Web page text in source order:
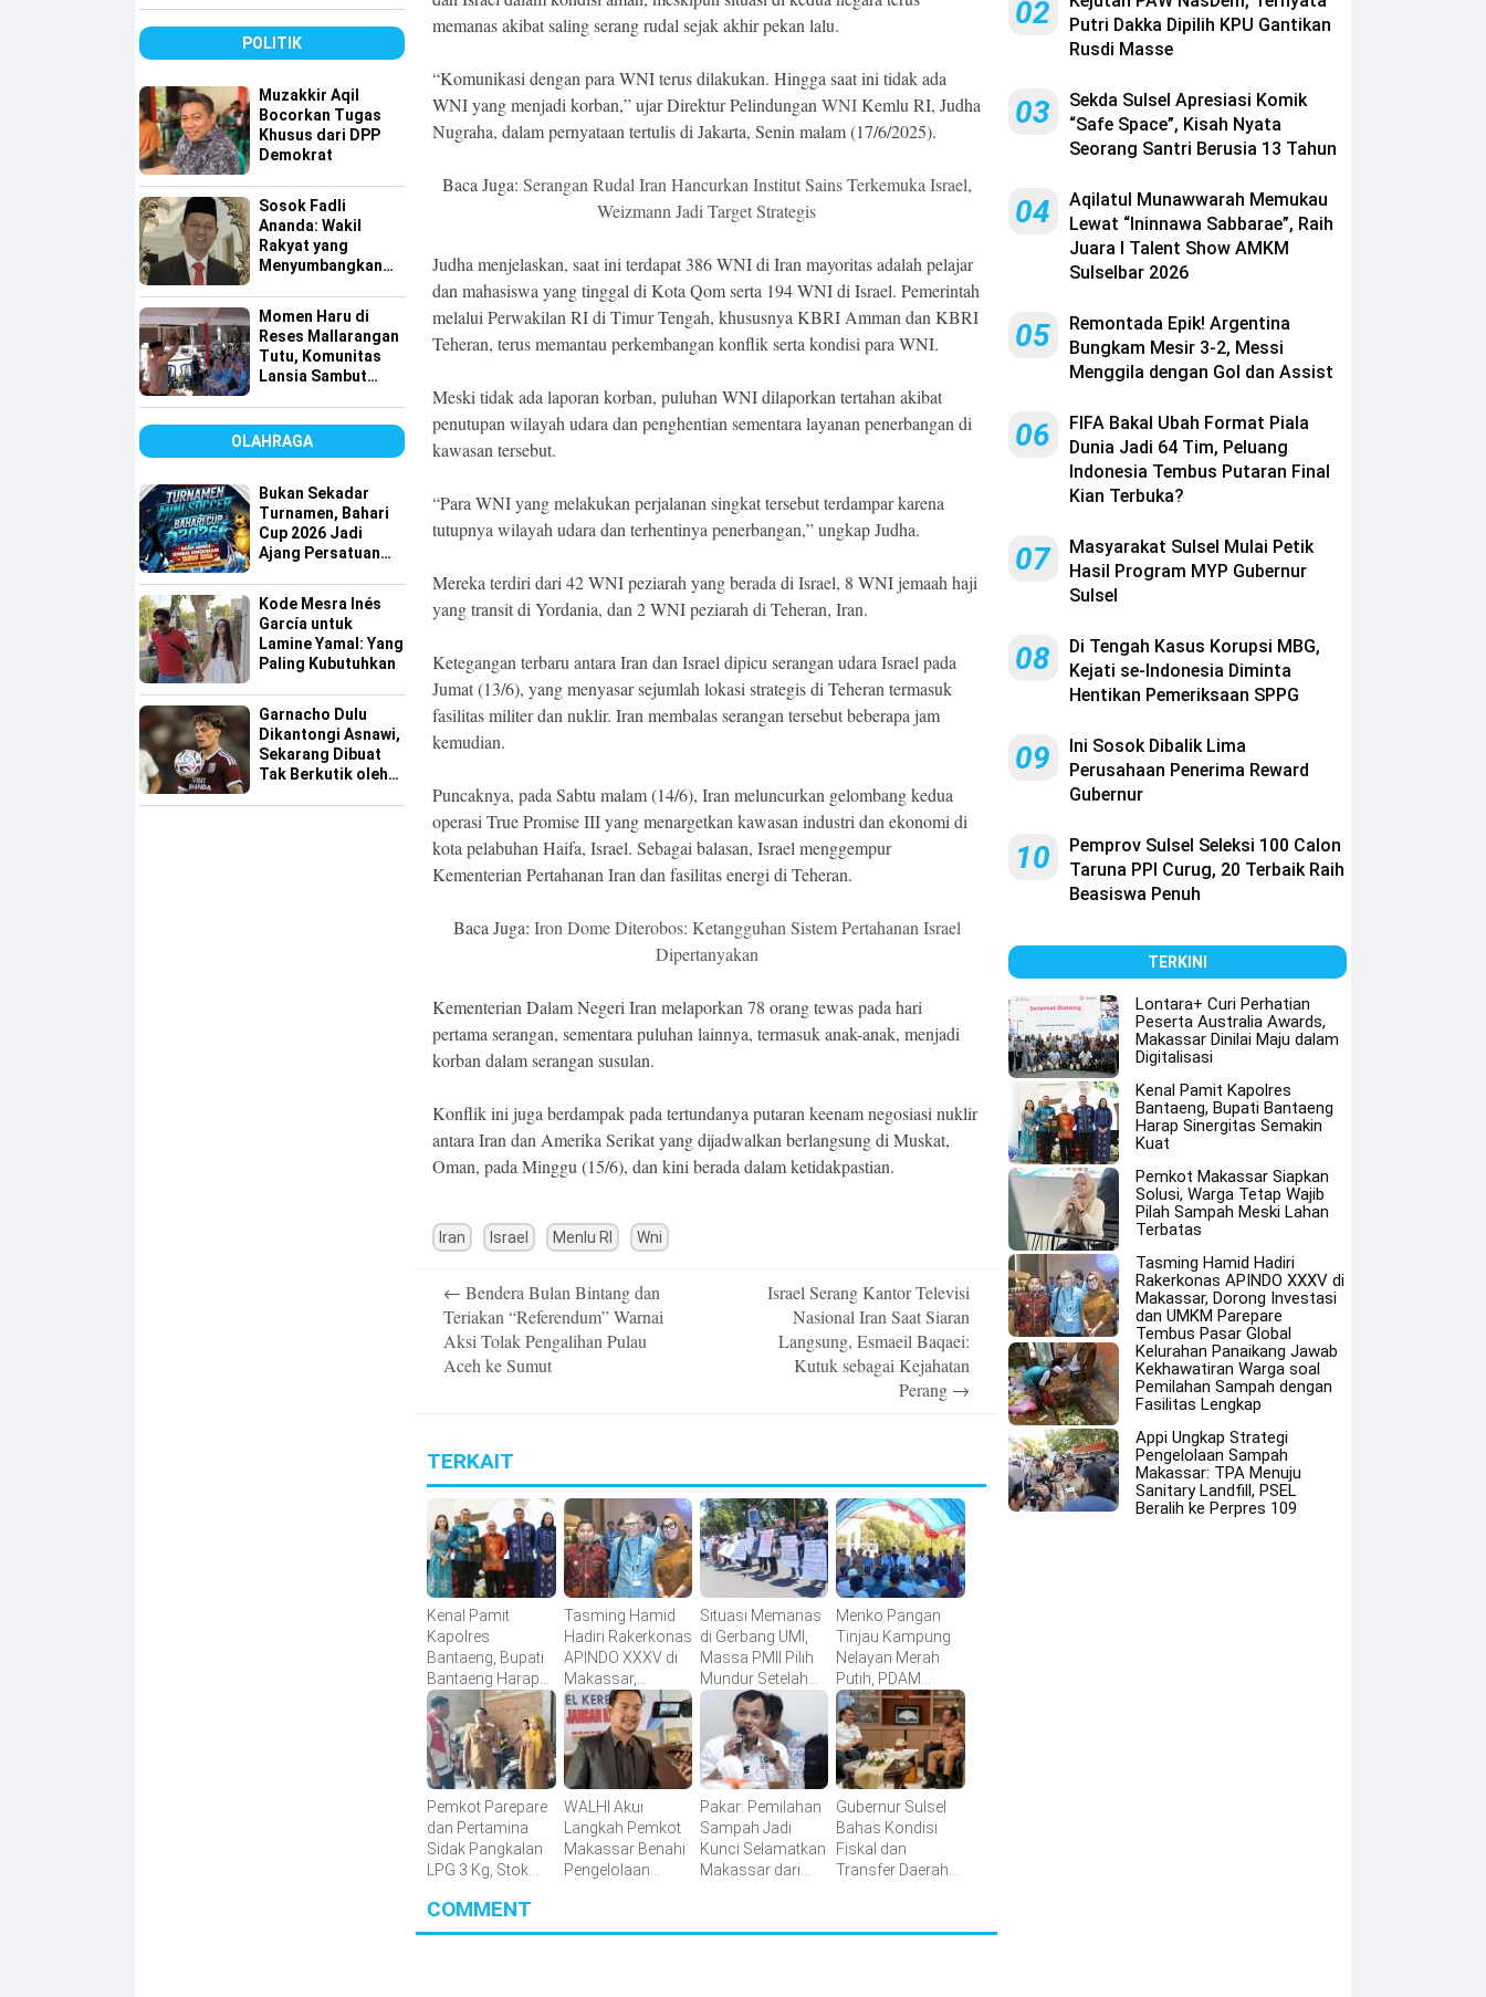
POLITIK
Muzakkir Aqil
Bocorkan Tugas
Khusus dari DPP
Demokrat
Sosok Fadli
Ananda: Wakil
Rakyat yang
Menyumbangkan
Kurang Mampu
Momen Haru di
Reses Mallarangan
Tutu, Komunitas
Lansia Sambut
OLAHRAGA
Bukan Sekadar
Turnamen, Bahari
Cup 2026 Jadi
Ajang Persatuan
Sinjai
Kode Mesra Inés
García untuk
Lamine Yamal: Yang
Paling Kubutuhkan
Garnacho Dulu
Dikantongi Asnawi,
Sekarang Dibuat
Tak Berkutik oleh
memanas akibat saling serang rudal sejak akhir pekan lalu.
“Komunikasi dengan para WNI terus dilakukan. Hingga saat ini tidak ada
WNI yang menjadi korban,” ujar Direktur PelindunganWNIKemlu RI, Judha
Nugraha, dalam pernyataan tertulis di Jakarta, Senin malam (17/6/2025).
Baca Juga: Serangan Rudal Iran Hancurkan Institut Sains Terkemuka Israel,
Weizmann Jadi Target Strategis
Judha menjelaskan, saat ini terdapat 386 WNI di Iran mayoritas adalah pelajar
dan mahasiswa yang tinggal di Kota Qom serta 194 WNI di Israel. Pemerintah
melalui Perwakilan RI di Timur Tengah, khususnya KBRI Amman dan KBRI
Teheran, terus memantau perkembangan konflik serta kondisi para WNI.
Meski tidak ada laporan korban, puluhan WNI dilaporkan tertahan akibat
penutupan wilayah udara dan penghentian sementara layanan penerbangan di
kawasan tersebut.
“Para WNI yang melakukan perjalanan singkat tersebut terdampar karena
tutupnya wilayah udara dan terhentinya penerbangan,” ungkap Judha.
Mereka terdiri dari 42 WNI peziarah yang berada di Israel, 8 WNI jemaah haji
yang transit di Yordania, dan 2 WNI peziarah di Teheran, Iran.
Ketegangan terbaru antara Iran dan Israel dipicu serangan udara Israel pada
Jumat (13/6), yang menyasar sejumlah lokasi strategis di Teheran termasuk
fasilitas militer dan nuklir. Iran membalas serangan tersebut beberapa jam
kemudian.
Puncaknya, pada Sabtu malam (14/6), Iran meluncurkan gelombang kedua
operasi True Promise III yang menargetkan kawasan industri dan ekonomi di
kota pelabuhan Haifa, Israel. Sebagai balasan, Israel menggempur
Kementerian Pertahanan Iran dan fasilitas energi di Teheran.
Baca Juga: Iron Dome Diterobos: Ketangguhan Sistem Pertahanan Israel
Dipertanyakan
Kementerian Dalam Negeri Iran melaporkan 78 orang tewas pada hari
pertama serangan, sementara puluhan lainnya, termasuk anak-anak, menjadi
korban dalam serangan susulan.
Konflik ini juga berdampak pada tertundanya putaran keenam negosiasi nuklir
antara Iran dan Amerika Serikat yang dijadwalkan berlangsung di Muskat,
Oman, pada Minggu (15/6), dan kini berada dalam ketidakpastian.
Iran Israel Menlu RI Wni
navigation
← Bendera Bulan Bintang dan
Teriakan “Referendum” Warnai
Aksi Tolak Pengalihan Pulau
Aceh ke Sumut
Israel Serang Kantor Televisi
Nasional Iran Saat Siaran
Langsung, Esmaeil Baqaei:
Kutuk sebagai Kejahatan
Perang →
TERKAIT
Kenal Pamit
Kapolres
Bantaeng, Bupati
Bantaeng Harap
Sinergitas
Semakin Kuat
Tasming Hamid
Hadiri Rakerkonas
APINDO XXXV di
Makassar,
Dorong Investasi
dan UMKM
Parepare Tembus
Pasar Global
Situasi Memanas
di Gerbang UMI,
Massa PMII Pilih
Mundur Setelah
Warga Lakkang
Caddi
Berdatangan
Menko Pangan
Tinjau Kampung
Nelayan Merah
Putih, PDAM
Makassar Siap
Dukung
Penyediaan Air
Bersih
Pemkot Parepare
dan Pertamina
Sidak Pangkalan
LPG 3 Kg, Stok
Meski Permintaan
Meningkat
WALHI Akui
Langkah Pemkot
Makassar Benahi
Pengelolaan
Pakar: Pemilahan
Sampah Jadi
Kunci Selamatkan
Makassar dari
Gubernur Sulsel
Bahas Kondisi
Fiskal dan
Transfer Daerah
COMMENT
02
Putri Dakka Dipilih KPU Gantikan
Rusdi Masse
03
Sekda Sulsel Apresiasi Komik
“Safe Space”, Kisah Nyata
Seorang Santri Berusia 13 Tahun
04
Aqilatul Munawwarah Memukau
Lewat “Ininnawa Sabbarae”, Raih
Juara I Talent Show AMKM
Sulselbar 2026
05
Remontada Epik! Argentina
Bungkam Mesir 3-2, Messi
Menggila dengan Gol dan Assist
06
FIFA Bakal Ubah Format Piala
Dunia Jadi 64 Tim, Peluang
Indonesia Tembus Putaran Final
Kian Terbuka?
07
Masyarakat Sulsel Mulai Petik
Hasil Program MYP Gubernur
Sulsel
08
Di Tengah Kasus Korupsi MBG,
Kejati se-Indonesia Diminta
Hentikan Pemeriksaan SPPG
09
Ini Sosok Dibalik Lima
Perusahaan Penerima Reward
Gubernur
10
Pemprov Sulsel Seleksi 100 Calon
Taruna PPI Curug, 20 Terbaik Raih
Beasiswa Penuh
TERKINI
Lontara+ Curi Perhatian
Peserta Australia Awards,
Makassar Dinilai Maju dalam
Digitalisasi
Kenal Pamit Kapolres
Bantaeng, Bupati Bantaeng
Harap Sinergitas Semakin
Kuat
Pemkot Makassar Siapkan
Solusi, Warga Tetap Wajib
Pilah Sampah Meski Lahan
Terbatas
Tasming Hamid Hadiri
Rakerkonas APINDO XXXV di
Makassar, Dorong Investasi
dan UMKM Parepare
Tembus Pasar Global
Kelurahan Panaikang Jawab
Kekhawatiran Warga soal
Pemilahan Sampah dengan
Fasilitas Lengkap
Appi Ungkap Strategi
Pengelolaan Sampah
Makassar: TPA Menuju
Sanitary Landfill, PSEL
Beralih ke Perpres 109